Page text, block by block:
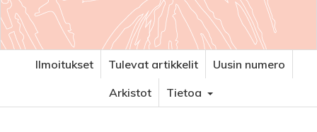
Ilmoitukset Tulevat artikkelit
Uusin numero
Arkistot
Tietoa